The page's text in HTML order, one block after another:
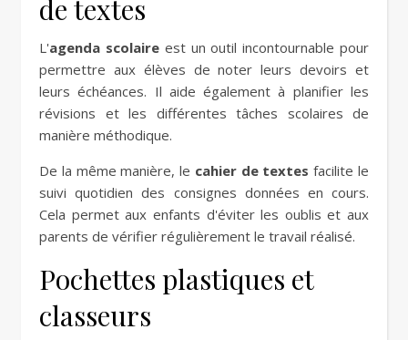
de textes
L'agenda scolaireest un outil incontournable pour
permettre aux élèves de noter leurs devoirs et
leurs échéances. Il aide également à planifier les
révisions et les différentes tâches scolaires de
manière méthodique.
De la même manière, le cahier de textes facilite le
suivi quotidien des consignes données en cours.
Cela permet aux enfants d'éviter les oublis et aux
parents de vérifier régulièrement le travail réalisé.
Pochettes plastiques et
classeurs